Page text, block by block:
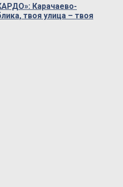
Карачаево-
твоя улица – твоя